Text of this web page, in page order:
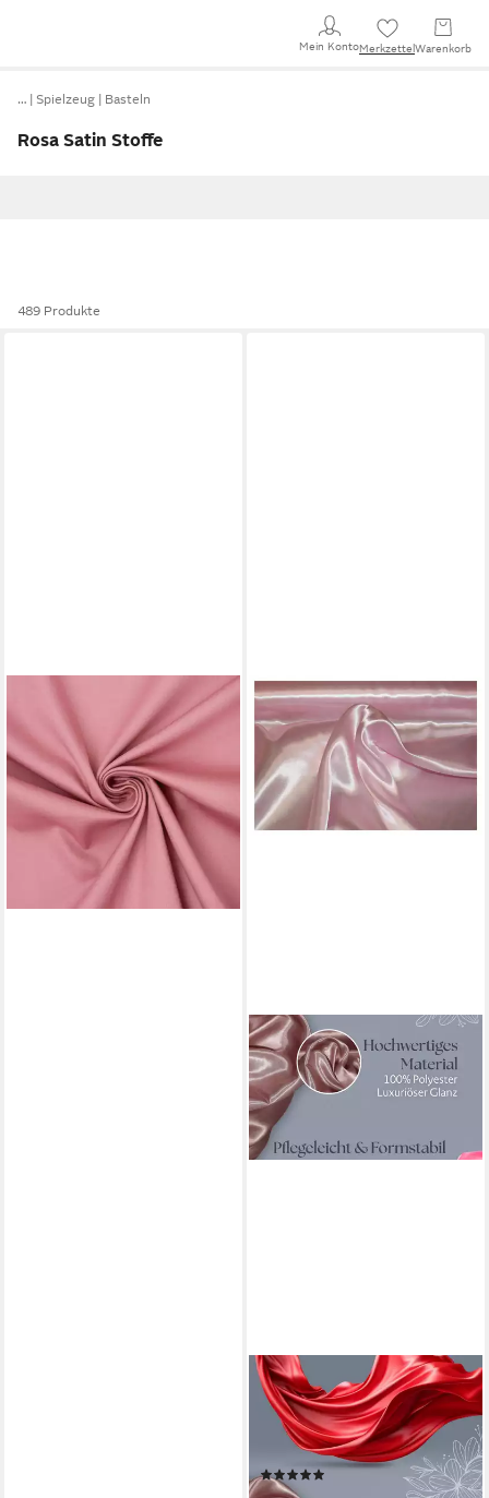
Mein KontoMerkzettel Warenkorb
… Spielzeug Basteln
Rosa Satin Stoffe
489 Produkte
Stoff Baumwolle Stoff
Meterware Satin Spandex
rosa 145cm
14,95 €
(14,95 €/ 1 m)
lieferbar - in 3-4 Werktagen bei dir
JIREX TRADING COMPANY
Stoff Satin Meterware für
Deko,Basteln,Kleidung 150cm
breit UNI